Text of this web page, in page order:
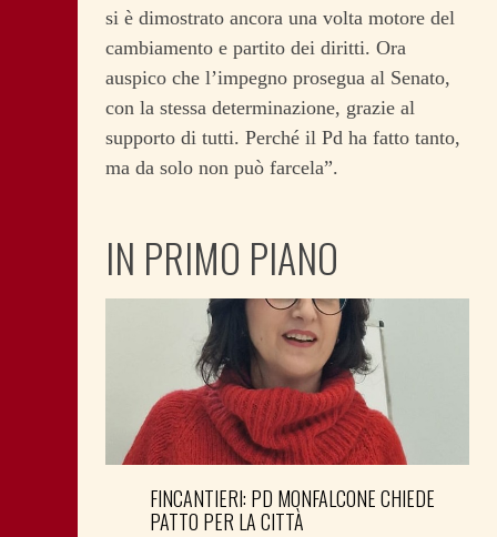
si è dimostrato ancora una volta motore del
cambiamento e partito dei diritti. Ora
auspico che l’impegno prosegua al Senato,
con la stessa determinazione, grazie al
supporto di tutti. Perché il Pd ha fatto tanto,
ma da solo non può farcela”.
IN PRIMO PIANO
FINCANTIERI: PD MONFALCONE CHIEDE
PATTO PER LA CITTÀ